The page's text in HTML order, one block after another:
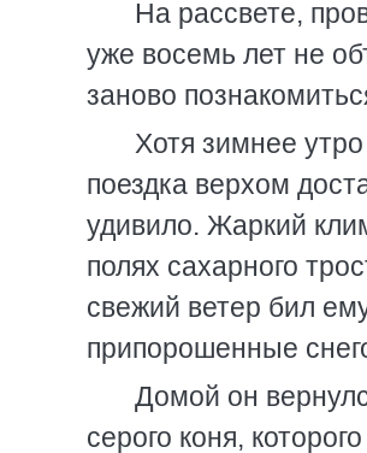
На рассвете,
уже восемь лет не
заново
Хотя зимнее
поездка верхом
удивило. Жаркий
полях сахарного
свежий ветер бил
припорошенные
Домой он
серого коня,